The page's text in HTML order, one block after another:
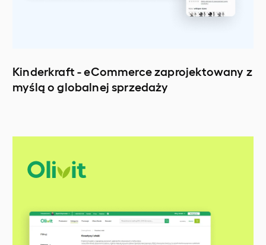
Kinderkraft - eCommerce zaprojektowany z
myślą o globalnej sprzedaży